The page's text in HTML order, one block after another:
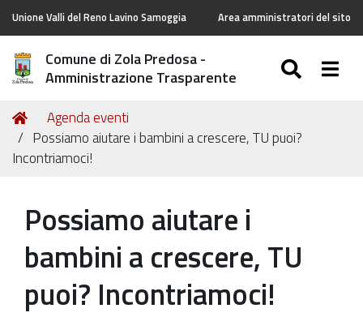
Unione Valli del Reno Lavino Samoggia Area amministratori del sito
Comune di Zola Predosa -
Amministrazione Trasparente
Tu
sei
qui:
Home
Agenda eventi
Possiamo aiutare i bambini a crescere, TU puoi?
Incontriamoci!
Possiamo aiutare i
bambini a crescere, TU
puoi? Incontriamoci!